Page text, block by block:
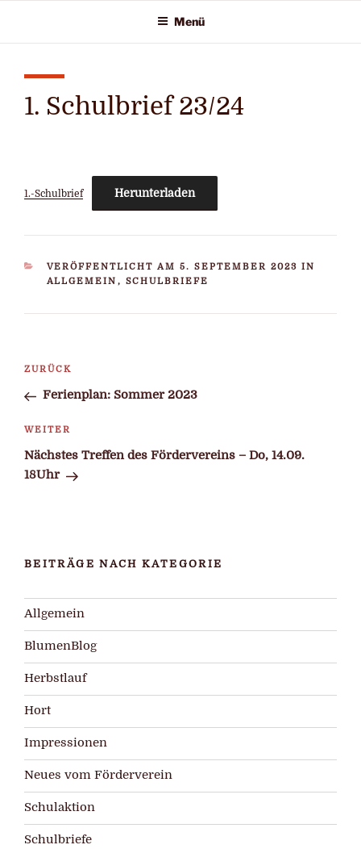
springen
Menü
1. Schulbrief 23/24
1.-Schulbrief Herunterladen
KATEGORIEN
VERÖFFENTLICHT AM 5. SEPTEMBER 2023 IN
ALLGEMEIN , SCHULBRIEFE
Beitragsnavigation
Vorheriger
Beitrag
ZURÜCK
Ferienplan: Sommer 2023
Nächster
Beitrag
WEITER
Nächstes Treffen des Fördervereins – Do, 14.09.
18Uhr
BEITRÄGE NACH KATEGORIE
Allgemein
BlumenBlog
Herbstlauf
Hort
Impressionen
Neues vom Förderverein
Schulaktion
Schulbriefe